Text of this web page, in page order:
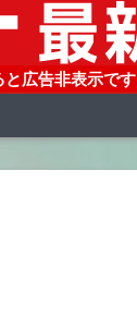
広告非表示です